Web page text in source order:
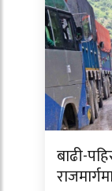
बाढी-